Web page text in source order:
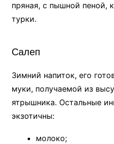
пряная, с пышной пеной,
турки.
Салеп
Зимний напиток, его
муки, получаемой из
ятрышника. Остальные
экзотичны:
молоко;